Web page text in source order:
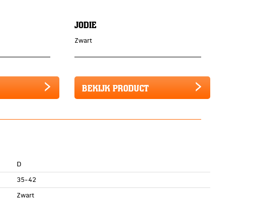
JODIE
Zwart
BEKIJK PRODUCT
D
35-42
Zwart